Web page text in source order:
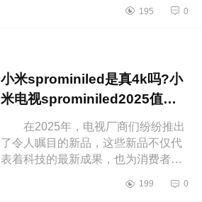
佳r8s电视质量好不好 康佳r8s电...
195 0
小米sprominiled是真4k吗?小
米电视sprominiled2025值得
入手吗
在2025年，电视厂商们纷纷推出
了令人瞩目的新品，这些新品不仅代
表着科技的最新成果，也为消费者带
绍下小米sprominiled是真4k吗?小米...
199 0